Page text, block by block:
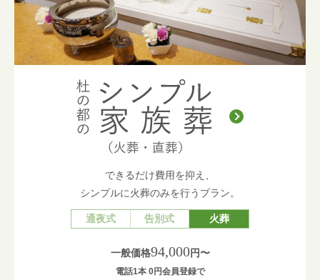
できるだけ費用を抑え、
シンプルに火葬のみを行うプラン。
通夜式 告別式 火葬
一般価格94,000円〜
電話1本 0円会員登録で